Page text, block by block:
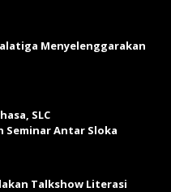
Menyelenggarakan
SLC
Seminar Antar Sloka
Talkshow Literasi